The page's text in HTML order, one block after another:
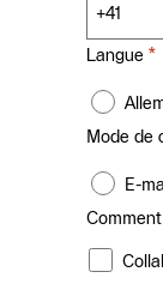
Langue *
Mode de
E-